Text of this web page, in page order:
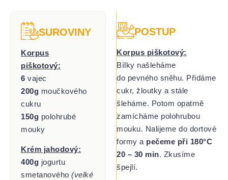
SUROVINY
Korpus
piškotový:
6 vajec
200g moučkového
cukru
150g polohrubé
mouky
Krém jahodový:
400g jogurtu
smetanového (velké
POSTUP
Korpus piškotový:
Bílky našleháme
do pevného sněhu. Přidáme
cukr, žloutky a stále
šleháme. Potom opatrně
zamícháme polohrubou
mouku. Nalijeme do dortové
formy a pečeme při 180°C
20 – 30 min. Zkusíme
špejlí.